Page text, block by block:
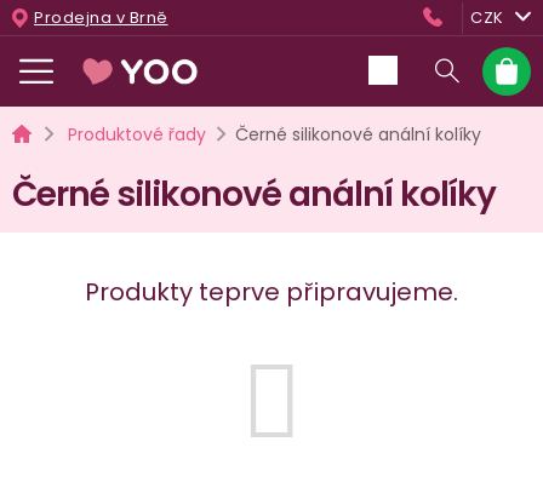
Přejít
na
obsah
Prodejna v Brně CZK
košík
DomůProduktové řady Černé silikonové anální kolíky
Černé silikonové anální kolíky
Produkty teprve připravujeme.